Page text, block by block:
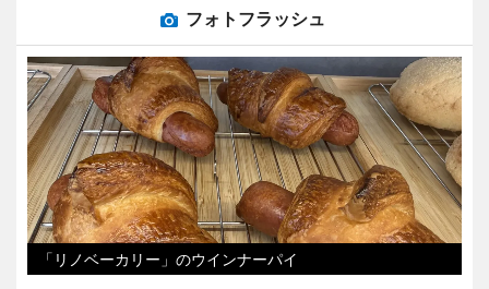
フォトフラッシュ
「リノベーカリー」のウインナーパイ